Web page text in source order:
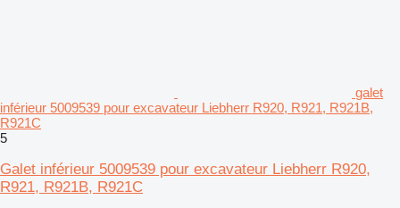
galet
inférieur 5009539 pour excavateur Liebherr R920, R921, R921B,
R921C
5
Galet inférieur 5009539 pour excavateur Liebherr R920,
R921, R921B, R921C